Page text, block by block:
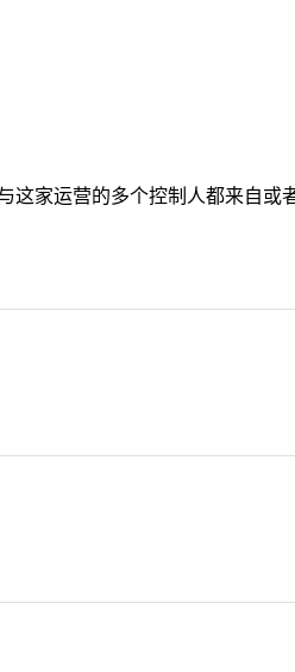
家运营的多个控制人都来自